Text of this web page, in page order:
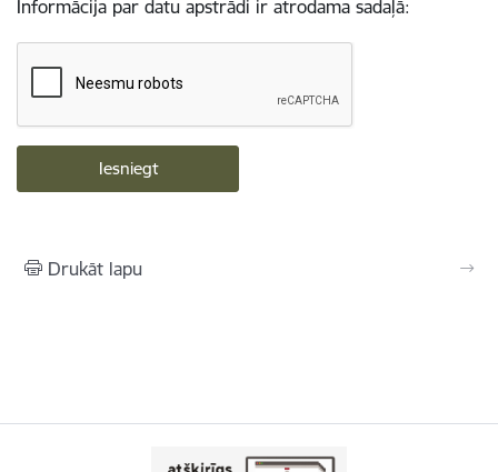
Informācija par datu apstrādi ir atrodama sadaļā:
Drukāt lapu